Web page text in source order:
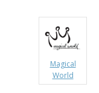
Magical
World